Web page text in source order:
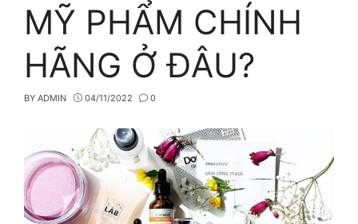
MỸ PHẨM CHÍNH
HÃNG Ở ĐÂU?
BY ADMIN 04/11/2022 0